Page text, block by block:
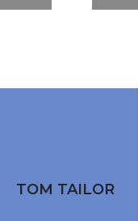
TOM TAILOR